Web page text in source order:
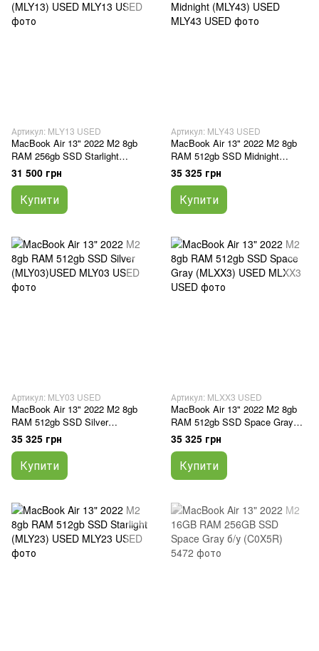
Артикул: MLY13 USED
MacBook Air 13" 2022 M2 8gb
RAM 256gb SSD Starlight
(MLY13) USED
31 500 грн
Купити
Артикул: MLY43 USED
MacBook Air 13" 2022 M2 8gb
RAM 512gb SSD Midnight
(MLY43) USED
35 325 грн
Купити
Артикул: MLY03 USED
MacBook Air 13" 2022 M2 8gb
RAM 512gb SSD Silver
(MLY03)USED
35 325 грн
Купити
Артикул: MLXX3 USED
MacBook Air 13" 2022 M2 8gb
RAM 512gb SSD Space Gray
(MLXX3) USED
35 325 грн
Купити